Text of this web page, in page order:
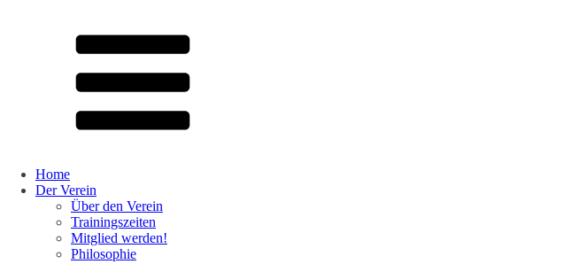
Home
Der Verein
Über den Verein
Trainingszeiten
Mitglied werden!
Philosophie